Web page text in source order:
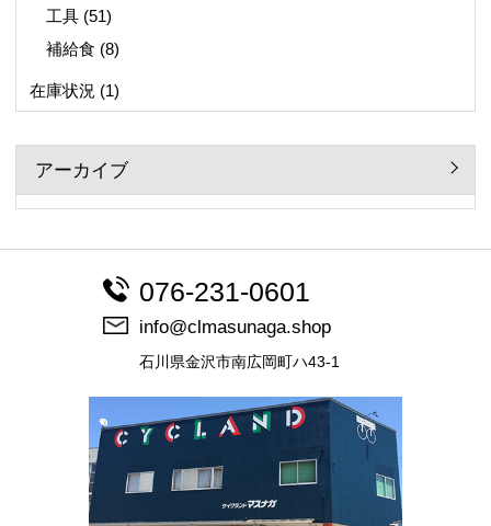
工具 (51)
補給食 (8)
在庫状況 (1)
アーカイブ
076-231-0601
info@clmasunaga.shop
石川県金沢市南広岡町ハ43-1